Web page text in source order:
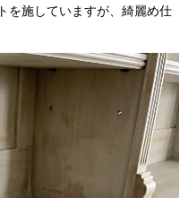
を施していますが、綺麗め仕